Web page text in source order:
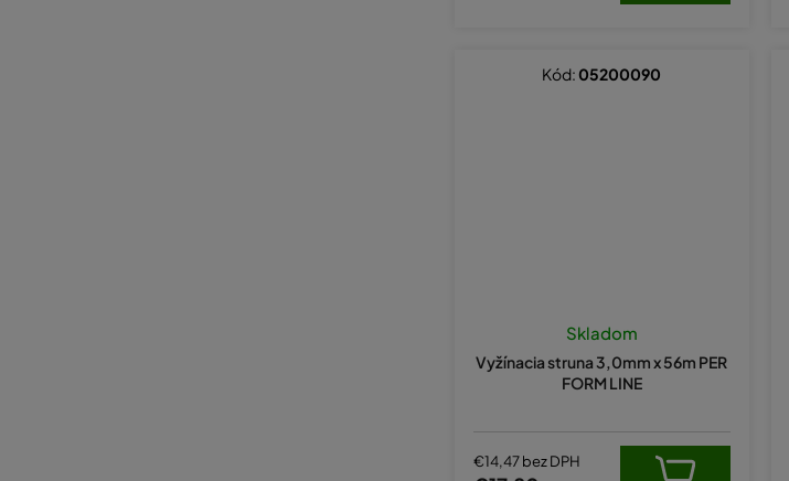
Vyžínacia struna 3,0mm x 56m PER
FORM LINE
Skladom
€14,47 bez DPH
Kód:05200090